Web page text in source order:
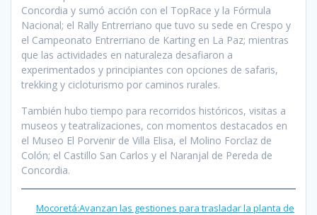
Concordia y sumó acción con el TopRace y la Fórmula
Nacional; el Rally Entrerriano que tuvo su sede en Crespo y
el Campeonato Entrerriano de Karting en La Paz; mientras
que las actividades en naturaleza desafiaron a
experimentados y principiantes con opciones de safaris,
trekking y cicloturismo por caminos rurales.
También hubo tiempo para recorridos históricos, visitas a
museos y teatralizaciones, con momentos destacados en
el Museo El Porvenir de Villa Elisa, el Molino Forclaz de
Colón; el Castillo San Carlos y el Naranjal de Pereda de
Concordia.
Mocoretá:Avanzan las gestiones para trasladar la planta de